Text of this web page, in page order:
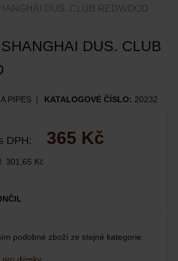
DUS. CLUB REDWOOD
DUS. CLUB
PIPES KATALOGOVÉ ČÍSLO: 20232
DPH: 365 Kč
301,65 Kč
podobné zboží ze stejné kategorie: